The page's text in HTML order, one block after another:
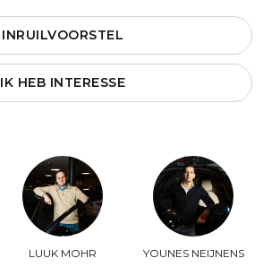
INRUILVOORSTEL
IK HEB INTERESSE
LUUK MOHR
YOUNES NEIJNENS